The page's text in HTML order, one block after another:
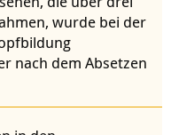
wurde bei der
nach dem Absetzen